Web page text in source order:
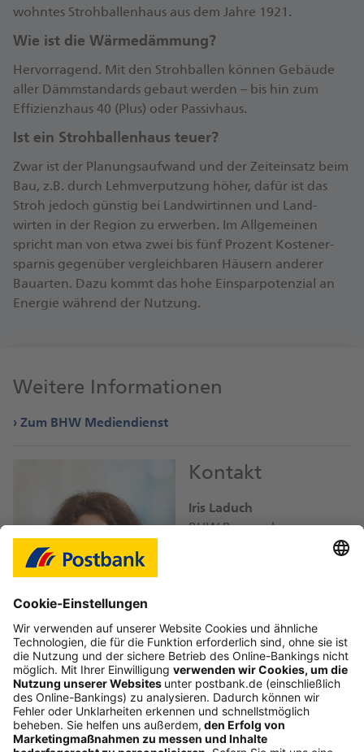
wohntes Stroh­ballen­haus aus dem Jahre 1921.
Wie ist die Wärmedämmung?
Her­vor­ragend. Mit den Stroh­ballen können Ge­bäude
aller Dämm­standards gebaut werden – bis hin zum
Effizienz­haus 40 (Plus) oder Passiv­haus.
Ist ein Strohballenhaus teuer?
Zwar ist der Planungs­auf­wand und der Zeit­ein­satz beim
Bau, z.B. durch Lehm­ver­putzung höher, dafür ist das
Stroh jedoch günstig bei Land­wirtinnen und Land­
wirten in der Region zu er­werben. Im All­gemeinen
spricht man von etwa zwei bis fünf Prozent Kosten­er­
spar­nis gegen­über ver­gleich­baren Häusern anderer
Bau­arten. Dazu kommt das hohe Ein­spar­poten­zial an
Energie während der Nutzung.
Weitere Informationen
Zum BHW Mediendienst
Kontakt
Iris Laduch
BHW Bausparkasse